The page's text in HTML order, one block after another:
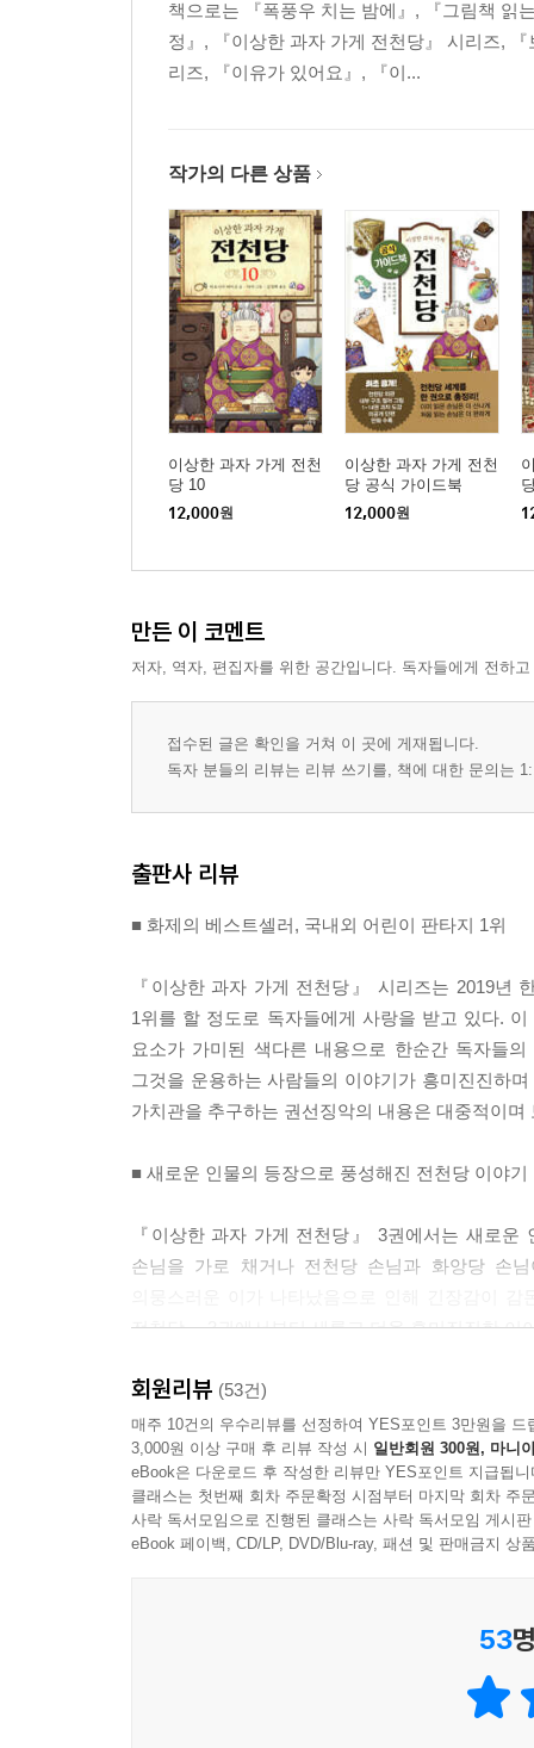
책으로는 『폭풍우 치는 밤에』, 『그림책 읽
정』, 『이상한 과자 가게 전천당』 시리즈,
리즈, 『이유가 있어요』, 『이...
작가의 다른 상품
이상한 과자 가게 전천
당 10
12,000원
이상한 과자 가게 전천
당 공식 가이드북
12,000원
만든 이 코멘트
저자, 역자, 편집자를 위한 공간입니다. 독자들에게 전하
접수된 글은 확인을 거쳐 이 곳에 게재됩니다.
독자 분들의 리뷰는 리뷰 쓰기를, 책에 대한 문의는
출판사 리뷰
■ 화제의 베스트셀러, 국내외 어린이 판타지 1위
『이상한 과자 가게 전천당』 시리즈는 2019년
1위를 할 정도로 독자들에게 사랑을 받고 있다.
요소가 가미된 색다른 내용으로 한순간 독자들
그것을 운용하는 사람들의 이야기가 흥미진진하
가치관을 추구하는 권선징악의 내용은 대중적이
■ 새로운 인물의 등장으로 풍성해진 전천당 이야기
『이상한 과자 가게 전천당』 3권에서는 새로
손님을 가로 채거나 전천당 손님과 화앙당 손
전천당』 3권에서부터 새롭고 더욱 흥미진진한 이
■ 쉽고 빠른 전개, 흡입력 넘치는 스토리, 권선징악
『이상한 과자 가게 전천당』은 문장 호흡이 짧
흡입력이 강해 단숨에 읽어 내려간다. 몰입도가
갖고 있는 이야기의 힘은 독서력이 부족한 아이
뒷내용이 궁금하여 멈추지 않을 정도로 재미있게
결말은 상당히 달라진다. 내가 바라는 행운, 그
회원리뷰 (53건)
매주 10건의 우수리뷰를 선정하여 YES포인트 3만원을 드
3,000원 이상 구매 후 리뷰 작성 시 일반회원 300원, 마니
eBook은 다운로드 후 작성한 리뷰만 YES포인트 지급됩니
클래스는 첫번째 회차 주문확정 시점부터 마지막 회차 주
사락 독서모임으로 진행된 클래스는 사락 독서모임 게시
eBook 페이백, CD/LP, DVD/Blu-ray, 패션 및 판매금지 상
53